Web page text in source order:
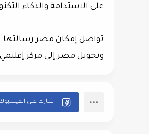
على الاستدامة والذكاء
تواصل إمكان مصر رسالتها
وتحويل مصر إلى مركز